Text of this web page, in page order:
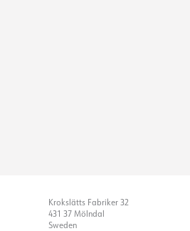
Krokslätts Fabriker 32
431 37 Mölndal
Sweden